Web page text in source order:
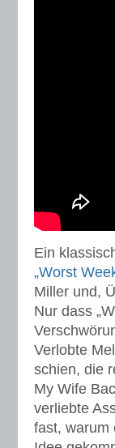
Ein
„Worst
Miller und,
Nur dass
Verlobte
schien, die
My Wife
verliebte
fast, warum